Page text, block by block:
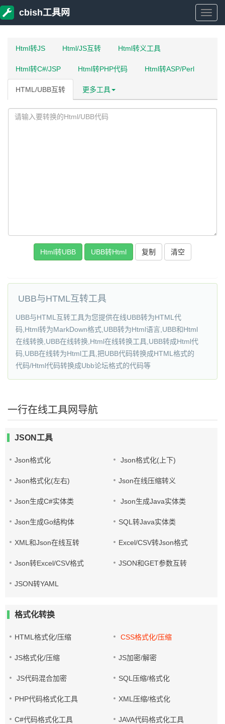
cbish
cbish工具网
Html转JS Html/JS互转 Html转义工具
Html转C#/JSP Html转PHP代码 Html转ASP/Perl
HTML/UBB互转 更多工具
复制
UBB与HTML互转工具
UBB与HTML互转工具为您提供在线UBB转为HTML代
码,Html转为MarkDown格式,UBB转为Html语言,UBB和Html
在线转换,UBB在线转换,Html在线转换工具,UBB转成Html代
码,UBB在线转为Html工具,把UBB代码转换成HTML格式的
代码/Html代码转换成Ubb论坛格式的代码等
一行在线工具网导航
JSON工具
Json格式化 Json格式化(上下)
Json格式化(左右) Json在线压缩转义
Json生成C#实体类 Json生成Java实体类
Json生成Go结构体 SQL转Java实体类
XML和Json在线互转 Excel/CSV转Json格式
Json转Excel/CSV格式 JSON和GET参数互转
JSON转YAML
格式化转换
HTML格式化/压缩 CSS格式化/压缩
JS格式化/压缩 JS加密/解密
JS代码混合加密 SQL压缩/格式化
PHP代码格式化工具 XML压缩/格式化
C#代码格式化工具 JAVA代码格式化工具